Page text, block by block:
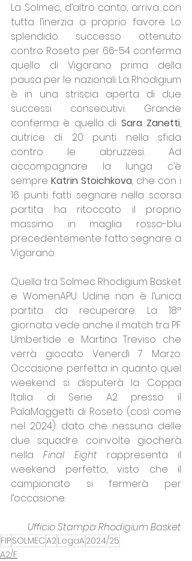
La Solmec, d’altro canto, arriva con
tutta l’inerzia a proprio favore. Lo
splendido successo ottenuto
contro Roseto per 66-54 conferma
quello di Vigarano prima della
pausa per le nazionali. La Rhodigium
è in una striscia aperta di due
successi consecutivi. Grande
conferma è quella di Sara Zanetti,
autrice di 20 punti nella sfida
contro le abruzzesi. Ad
accompagnare la lunga c’è
sempre Katrin Stoichkova, che con i
16 punti fatti segnare nella scorsa
partita ha ritoccato il proprio
massimo in maglia rosso-blu
precedentemente fatto segnare a
Vigarano.
Quella tra Solmec Rhodigium Basket
e WomenAPU Udine non è l’unica
partita da recuperare. La 18ª
giornata vede anche il match tra PF
Umbertide e Martina Treviso che
verrà giocato Venerdì 7 Marzo.
Occasione perfetta in quanto quel
weekend si disputerà la Coppa
Italia di Serie A2 presso il
PalaMaggetti di Roseto (così come
nel 2024): dato che nessuna delle
due squadre coinvolte giocherà
nella Final Eight rappresenta il
weekend perfetto, visto che il
campionato si fermerà per
l’occasione.
Ufficio Stampa Rhodigium Basket
FIPSOLMECA2 LegaA2024/25
A2/F